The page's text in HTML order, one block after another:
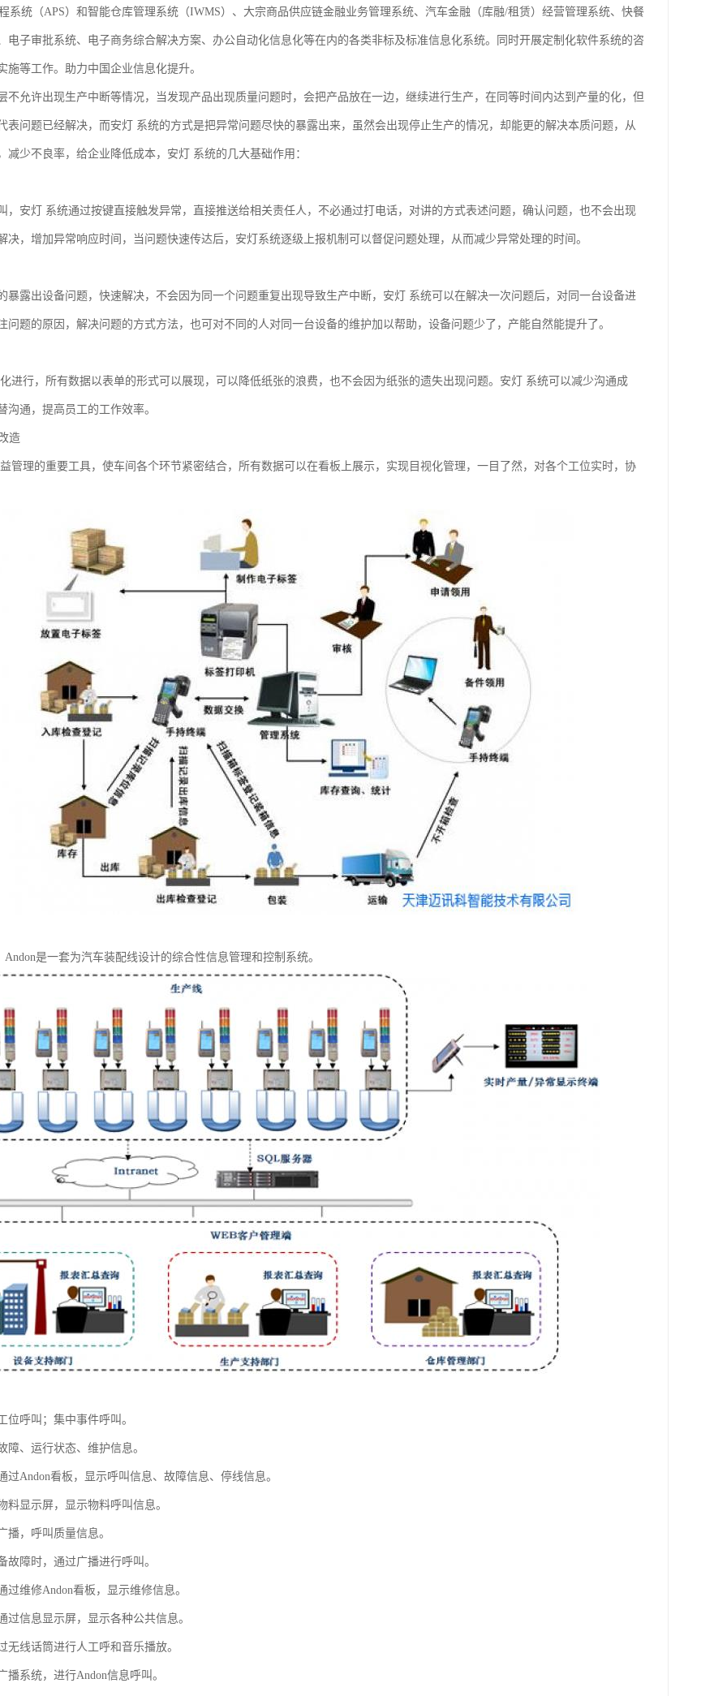
程系统（APS）和智能仓库管理系统（IWMS）、大宗商品供应链金融业务管理系统、汽车金融（库融/租赁）经营管理系统、快餐
电子审批系统、电子商务综合解决方案、办公自动化信息化等在内的各类非标及标准信息化系统。同时开展定制化软件系统的咨
施等工作。助力中国企业信息化提升。
不允许出现生产中断等情况，当发现产品出现质量问题时，会把产品放在一边，继续进行生产，在同等时间内达到产量的化，但
表问题已经解决，而安灯 系统的方式是把异常问题尽快的暴露出来，虽然会出现停止生产的情况，却能更的解决本质问题，从
减少不良率，给企业降低成本，安灯 系统的几大基础作用：
，安灯 系统通过按键直接触发异常，直接推送给相关责任人，不必通过打电话，对讲的方式表述问题，确认问题，也不会出现
决，增加异常响应时间，当问题快速传达后，安灯系统逐级上报机制可以督促问题处理，从而减少异常处理的时间。
暴露出设备问题，快速解决，不会因为同一个问题重复出现导致生产中断，安灯 系统可以在解决一次问题后，对同一台设备进
问题的原因，解决问题的方式方法，也可对不同的人对同一台设备的维护加以帮助，设备问题少了，产能自然能提升了。
进行，所有数据以表单的形式可以展现，可以降低纸张的浪费，也不会因为纸张的遗失出现问题。安灯 系统可以减少沟通成
沟通，提高员工的工作效率。
造
管理的重要工具，使车间各个环节紧密结合，所有数据可以在看板上展示，实现目视化管理，一目了然，对各个工位实时，协
Andon是一套为汽车装配线设计的综合性信息管理和控制系统。
呼叫；集中事件呼叫。
、运行状态、维护信息。
Andon看板，显示呼叫信息、故障信息、停线信息。
显示屏，显示物料呼叫信息。
，呼叫质量信息。
障时，通过广播进行呼叫。
维修Andon看板，显示维修信息。
信息显示屏，显示各种公共信息。
线话筒进行人工呼和音乐播放。
系统，进行Andon信息呼叫。